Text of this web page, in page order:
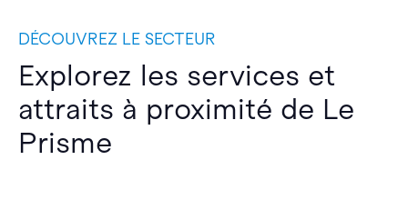
DÉCOUVREZ LE SECTEUR
Explorez les services et
attraits à proximité de Le
Prisme